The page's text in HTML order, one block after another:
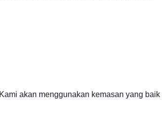
akan menggunakan kemasan yang baik